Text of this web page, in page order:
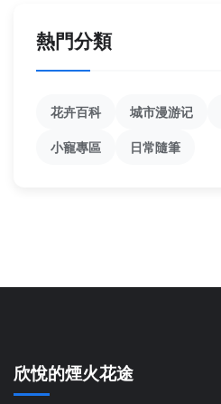
熱門分類
花卉百科 城市漫游记
小寵專區 日常隨筆
欣悅的煙火花途